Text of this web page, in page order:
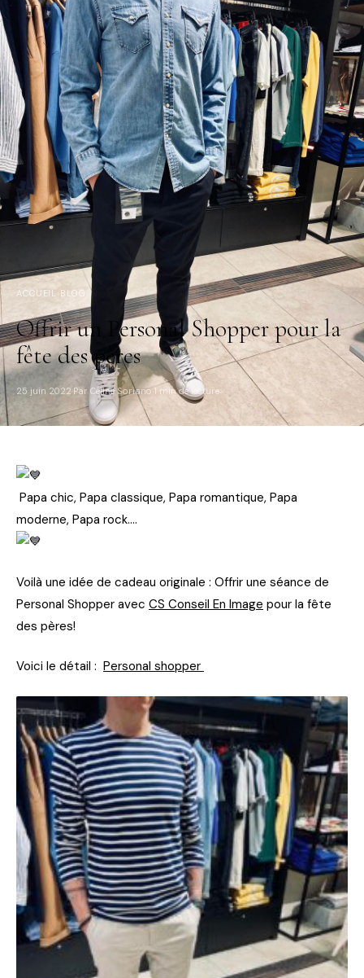
ACCUEIL› BLOG
Offrir un Personal Shopper pour la
fête des pères
25 juin 2022 Par Céline Soriano 1 min de lecture
Papa chic, Papa classique, Papa romantique, Papa
moderne, Papa rock….
Voilà une idée de cadeau originale : Offrir une séance de
Personal Shopper avec CS Conseil En Image pour la fête
des pères!
Voici le détail : Personal shopper